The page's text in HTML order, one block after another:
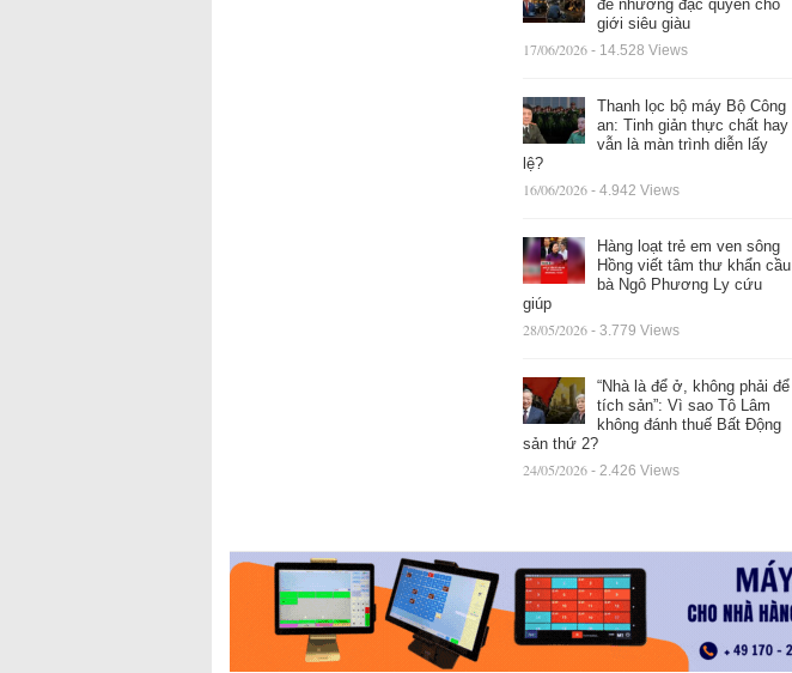
để nhường đặc quyền cho
giới siêu giàu
17/06/2026 - 14.528 Views
Thanh lọc bộ máy Bộ Công
an: Tinh giản thực chất hay
vẫn là màn trình diễn lấy
lệ?
16/06/2026 - 4.942 Views
Hàng loạt trẻ em ven sông
Hồng viết tâm thư khẩn cầu
bà Ngô Phương Ly cứu
giúp
28/05/2026 - 3.779 Views
“Nhà là để ở, không phải để
tích sản”: Vì sao Tô Lâm
không đánh thuế Bất Động
sản thứ 2?
24/05/2026 - 2.426 Views